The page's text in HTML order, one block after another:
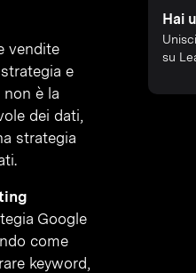
vendite
e
è la
dei dati,
strategia
Google
come
keyword,
Hai
su